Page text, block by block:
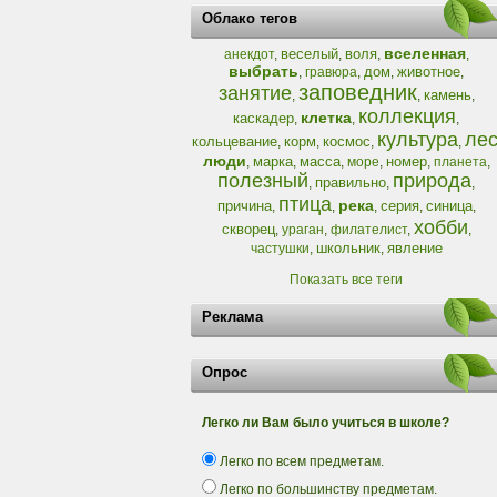
Облако тегов
анекдот, веселый, воля, вселенная,
выбрать, гравюра, дом, животное,
занятие, заповедник, камень,
каскадер, клетка, коллекция,
кольцевание, корм, космос, культура, лес
люди, марка, масса, море, номер, планета,
полезный, правильно, природа,
причина, птица, река, серия, синица,
скворец, ураган, филателист, хобби,
частушки, школьник, явление
Показать все теги
Реклама
Опрос
Легко ли Вам было учиться в школе?
Легко по всем предметам.
Легко по большинству предметам.